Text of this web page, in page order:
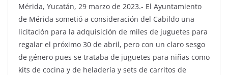
Mérida, Yucatán, 29 marzo de 2023.- El Ayuntamiento
de Mérida sometió a consideración del Cabildo una
licitación para la adquisición de miles de juguetes para
regalar el próximo 30 de abril, pero con un claro sesgo
de género pues se trataba de juguetes para niñas como
kits de cocina y de heladería y sets de carritos de